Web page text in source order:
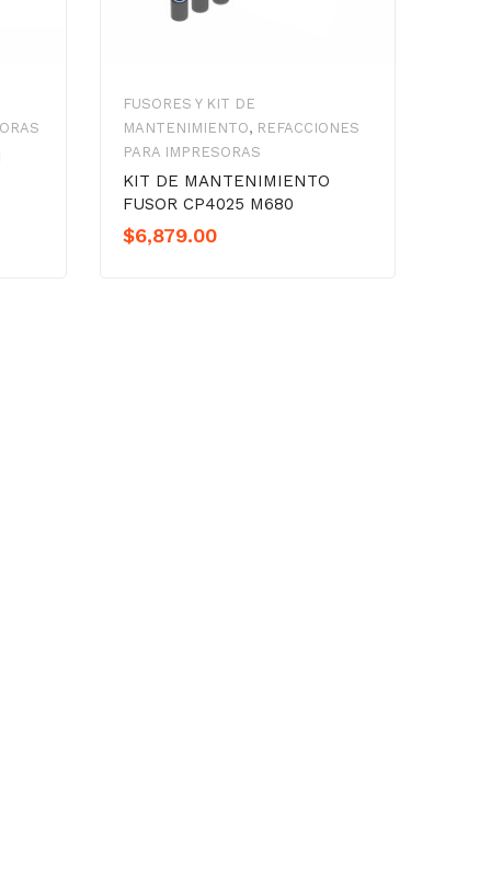
FUSORES Y KIT DE
MANTENIMIENTO, REFACCIONES
PARA IMPRESORAS
KIT DE MANTENIMIENTO
FUSOR CP4025 M680
$6,879.00